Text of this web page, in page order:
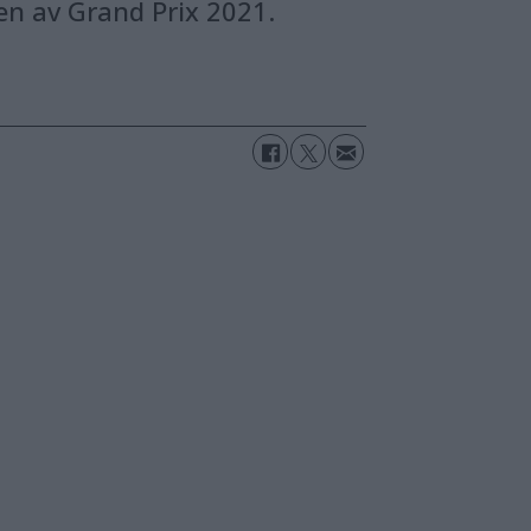
av Grand Prix 2021.